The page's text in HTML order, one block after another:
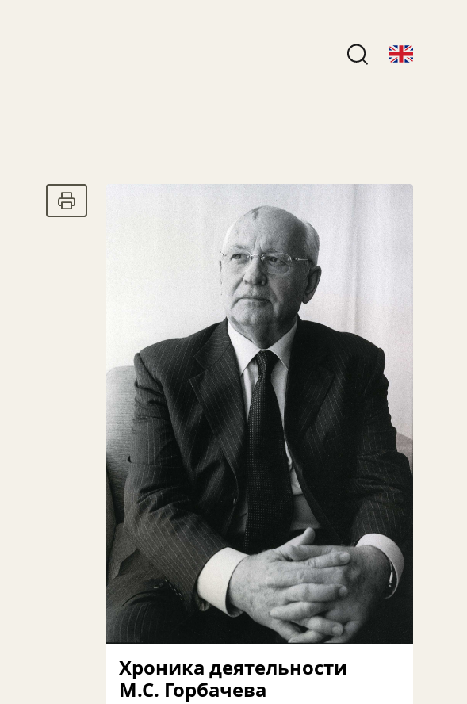
Хроника деятельности
М.С. Горбачева